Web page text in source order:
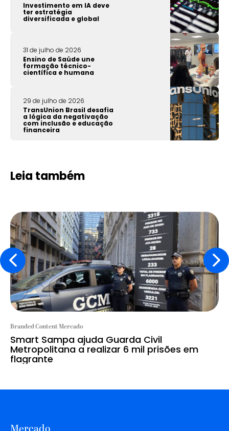
Investimento em IA deve
ter estratégia
diversificada e global
31 de julho de 2026
Ensino de Saúde une
formação técnico-
científica e humana
29 de julho de 2026
TransUnion Brasil desafia
a lógica da negativação
com inclusão e educação
financeira
Leia também
Branded Content Mercado
Smart Sampa ajuda Guarda Civil
Metropolitana a realizar 6 mil prisões em
flagrante